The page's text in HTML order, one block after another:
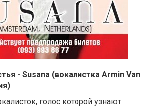
- Susana (вокалистка Armin Van
голос которой узнают